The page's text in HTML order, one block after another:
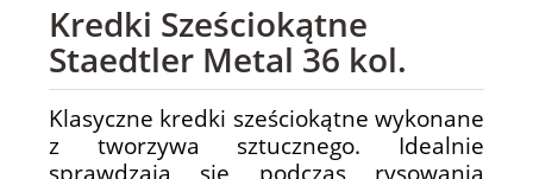
Kredki Sześciokątne
Staedtler Metal 36 kol.
Klasyczne kredki sześciokątne wykonane
z tworzywa sztucznego. Idealnie
sprawdzają się podczas rysowania